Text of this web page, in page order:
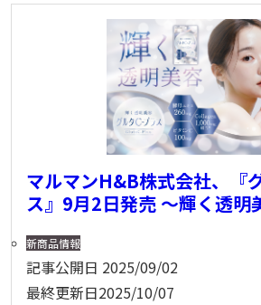
マルマンH&B株式会社、『
ス』9月2日発売 〜輝く透明
新商品情報
記事公開日 2025/09/02
最終更新日2025/10/07